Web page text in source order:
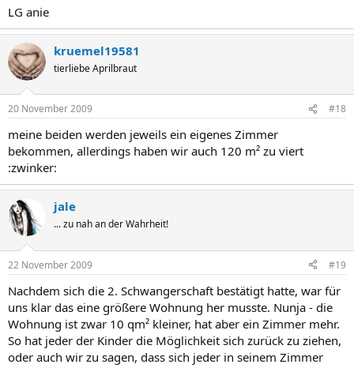
LG anie
kruemel19581
tierliebe Aprilbraut
20 November 2009 #18
meine beiden werden jeweils ein eigenes Zimmer
bekommen, allerdings haben wir auch 120 m² zu viert
:zwinker:
jale
... zu nah an der Wahrheit!
22 November 2009 #19
Nachdem sich die 2. Schwangerschaft bestätigt hatte, war für
uns klar das eine größere Wohnung her musste. Nunja - die
Wohnung ist zwar 10 qm² kleiner, hat aber ein Zimmer mehr.
So hat jeder der Kinder die Möglichkeit sich zurück zu ziehen,
oder auch wir zu sagen, dass sich jeder in seinem Zimmer